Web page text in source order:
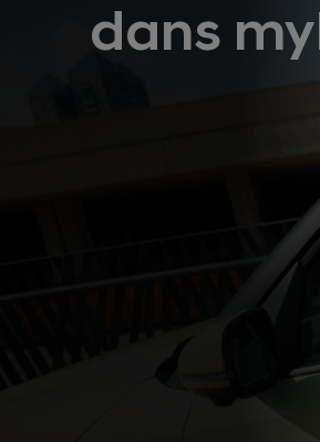
dans